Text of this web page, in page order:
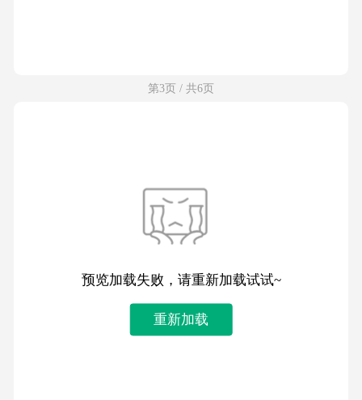
第3页 / 共6页
预览加载失败，请重新加载试试~
重新加载